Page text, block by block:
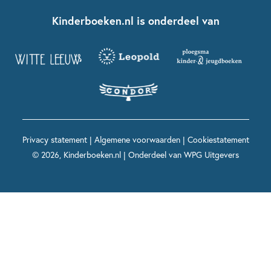
Kinderboeken diversiteit
Grappige kinderboeken
Spannende kinderboeken
Boekentips 12+ jaar
Voor volwassenen
Spekkie en Sproet
Maxi & Helium
Voor het onderwijs
Kinderboeken.nl is onderdeel van
Privacy statement| Algemene voorwaarden| Cookiestatement
© 2026, Kinderboeken.nl | Onderdeel van WPG Uitgevers